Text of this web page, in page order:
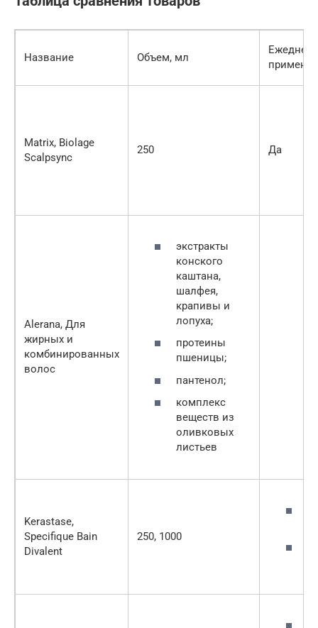
Название Объем, мл
Matrix, Biolage
Scalpsync
250 Да
Alerana, Для
жирных и
комбинированных
волос
экстракты
конского
каштана,
шалфея,
крапивы и
лопуха;
протеины
пшеницы;
пантенол;
комплекс
веществ из
оливковых
листьев
Kerastase,
Specifique Bain
Divalent
250, 1000